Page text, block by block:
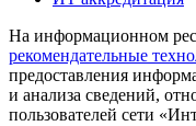
На информационном
рекомендательные
предоставления
и анализа сведений,
пользователей сети